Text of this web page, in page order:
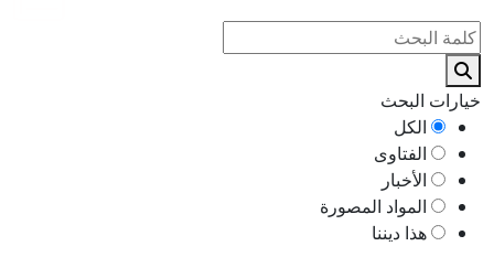
خيارات البحث
الكل
الفتاوى
الأخبار
المواد المصورة
هذا ديننا